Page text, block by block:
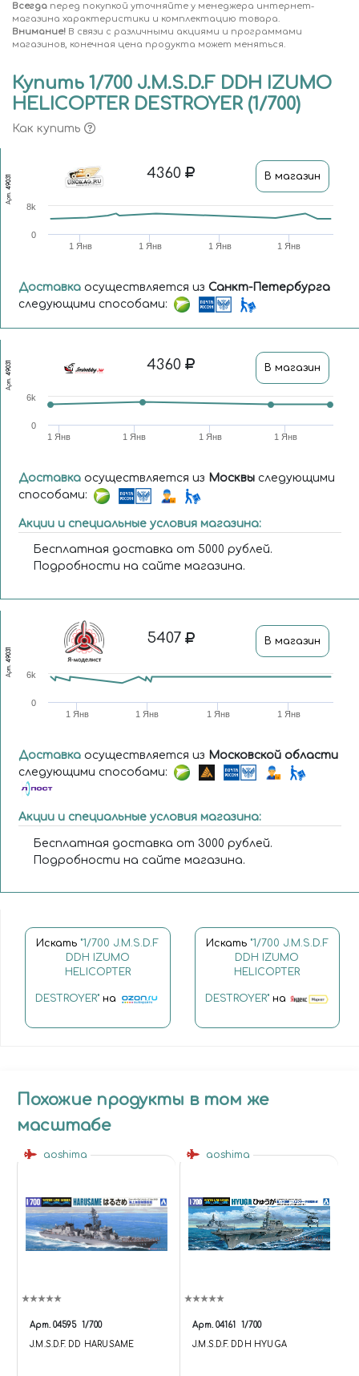
Всегда перед покупкой уточняйте у менеджера интернет-
магазина характеристики и комплектацию товара.
Внимание! В связи с различными акциями и программами
магазинов, конечная цена продукта может меняться.
Купить 1/700 J.M.S.D.F DDH IZUMO
HELICOPTER DESTROYER (1/700)
Как купить
Арт.
49031
4360 В магазин
1 Янв 1 Янв 1 Янв 1 Янв
0
8k
Доставка осуществляется из Санкт-Петербурга
следующими способами:
Арт.
49031 4360 В магазин
1 Янв 1 Янв 1 Янв 1 Янв
0
6k
Доставка осуществляется из Москвы следующими
способами:
Акции и специальные условия магазина:
Бесплатная доставка от 5000 рублей.
Подробности на сайте магазина.
Арт.
49031
5407 В магазин
1 Янв 1 Янв 1 Янв 1 Янв
0
6k
Доставка осуществляется из Московской области
следующими способами:
Акции и специальные условия магазина:
Бесплатная доставка от 3000 рублей.
Подробности на сайте магазина.
Искать "1/700 J.M.S.D.F
DDH IZUMO
HELICOPTER
DESTROYER" на
Искать "1/700 J.M.S.D.F
DDH IZUMO
HELICOPTER
DESTROYER"на
Похожие продукты в том же
масштабе
aoshima
Арт. 04595 1/700
J.M.S.D.F. DD HARUSAME
aoshima
Арт. 04161 1/700
J.M.S.D.F. DDH HYUGA